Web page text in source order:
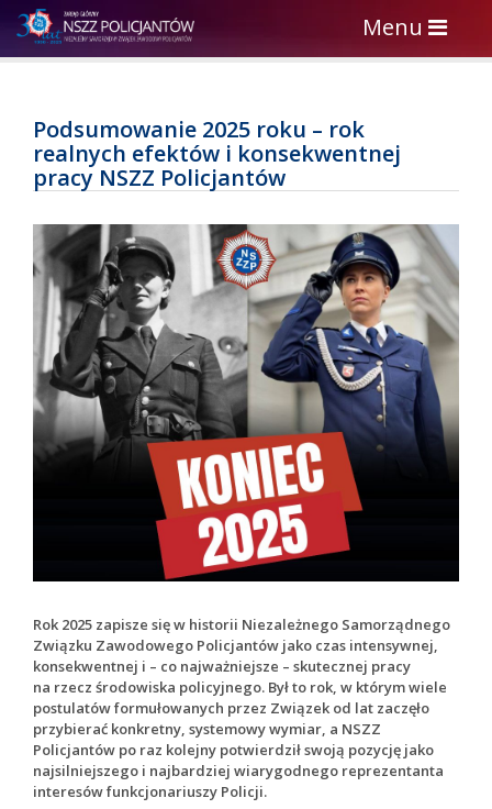
Toggle
navigation
Menu
Podsumowanie 2025 roku – rok
realnych efektów i konsekwentnej
pracy NSZZ Policjantów
Rok 2025 zapisze się w historii Niezależnego Samorządnego
Związku Zawodowego Policjantów jako czas intensywnej,
konsekwentnej i – co najważniejsze – skutecznej pracy
na rzecz środowiska policyjnego. Był to rok, w którym wiele
postulatów formułowanych przez Związek od lat zaczęło
przybierać konkretny, systemowy wymiar, a NSZZ
Policjantów po raz kolejny potwierdził swoją pozycję jako
najsilniejszego i najbardziej wiarygodnego reprezentanta
interesów funkcjonariuszy Policji.